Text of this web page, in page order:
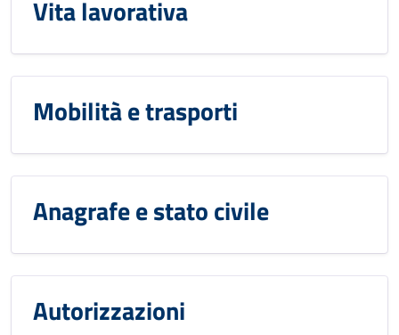
Vita lavorativa
Mobilità e trasporti
Anagrafe e stato civile
Autorizzazioni